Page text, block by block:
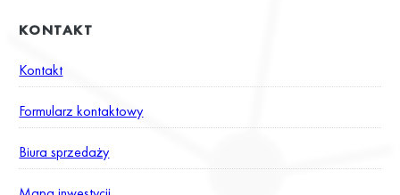
KONTAKT
Kontakt
Formularz kontaktowy
Biura sprzedaży